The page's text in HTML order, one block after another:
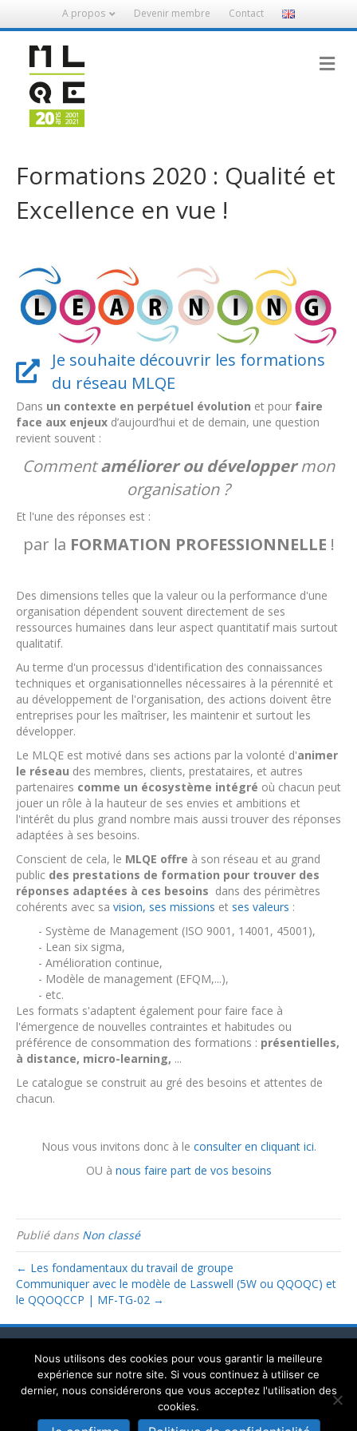
A propos Devenir membre Contact
Formations 2020 : Qualité et
Excellence en vue !
Je souhaite découvrir les formations
du réseau MLQE
Dans un contexte en perpétuel évolution et pour faire
face aux enjeux d’aujourd’hui et de demain, une question
revient souvent :
Commentaméliorer ou développermon
organisation ?
Et l'une des réponses est :
par la FORMATION PROFESSIONNELLE !
Des dimensions telles que la valeur ou la performance d'une
organisation dépendent souvent directement de ses
ressources humaines dans leur aspect quantitatif mais surtout
qualitatif.
Au terme d'un processus d'identification des connaissances
techniques et organisationnelles nécessaires à la pérennité et
au développement de l'organisation, des actions doivent être
entreprises pour les maîtriser, les maintenir et surtout les
développer.
Le MLQE est motivé dans ses actions par la volonté d'animer
le réseau des membres, clients, prestataires, et autres
partenaires comme un écosystème intégré où chacun peut
jouer un rôle à la hauteur de ses envies et ambitions et
l'intérêt du plus grand nombre mais aussi trouver des réponses
adaptées à ses besoins.
Conscient de cela, le MLQE offre à son réseau et au grand
public des prestations de formation pour trouver des
réponses adaptées à ces besoins dans des périmètres
cohérents avec sa vision, ses missions et ses valeurs :
- Système de Management (ISO 9001, 14001, 45001),
- Lean six sigma,
- Amélioration continue,
- Modèle de management (EFQM,...),
- etc.
Les formats s'adaptent également pour faire face à
l'émergence de nouvelles contraintes et habitudes ou
préférence de consommation des formations : présentielles,
à distance, micro-learning, ...
Le catalogue se construit au gré des besoins et attentes de
chacun.
Nous vous invitons donc à le consulter en cliquant ici.
OU à nous faire part de vos besoins
Publié dans Non classé
← Les fondamentaux du travail de groupe
Communiquer avec le modèle de Lasswell (5W ou QQOQC) et
le QQOQCCP | MF-TG-02 →
MLQE Asbl | 14 rue Erasme - L-1468 Luxembourg
MLQE © 2021
Nous utilisons des cookies pour vous garantir la meilleure
expérience sur notre site. Si vous continuez à utiliser ce
dernier, nous considérerons que vous acceptez l'utilisation des
cookies.